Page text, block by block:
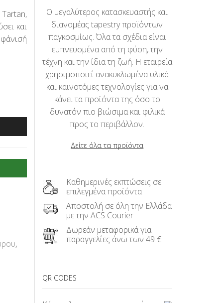
και
,
Ο μεγαλύτερος κατασκευαστής και
διανομέας tapestry προϊόντων
παγκοσμίως. Όλα τα σχέδια είναι
εμπνευσμένα από τη φύση, την
τέχνη και την ίδια τη ζωή. Η εταιρεία
χρησιμοποιεί ανακυκλωμένα υλικά
και καινοτόμες τεχνολογίες για να
κάνει τα προϊόντα της όσο το
δυνατόν πιο βιώσιμα και φιλικά
προς το περιβάλλον.
Δείτε όλα τα προϊόντα
Καθημερινές εκπτώσεις σε
επιλεγμένα προϊόντα
Αποστολή σε όλη την Ελλάδα
με την ACS Courier
Δωρεάν μεταφορικά για
παραγγελίες άνω των 49 €
QR CODES